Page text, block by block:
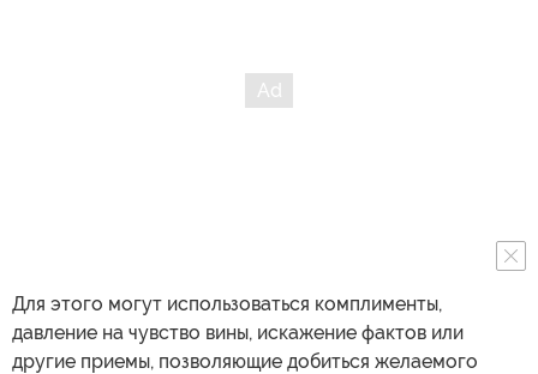
Для этого могут использоваться комплименты,
давление на чувство вины, искажение фактов или
другие приемы, позволяющие добиться желаемого